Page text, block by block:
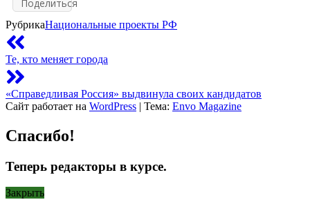
Поделиться
РубрикаНациональные проекты РФ
Те, кто меняет города
«Справедливая Россия» выдвинула своих кандидатов
Сайт работает на WordPress | Тема: Envo Magazine
Спасибо!
Теперь редакторы в курсе.
Закрыть